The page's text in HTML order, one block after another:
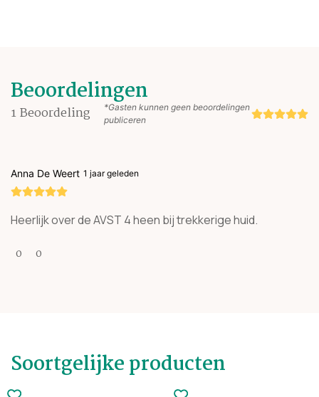
Beoordelingen
1Beoordeling
*Gasten kunnen geen beoordelingen
publiceren
Anna De Weert 1 jaar geleden
Heerlijk over de AVST 4 heen bij trekkerige huid.
0 0
Soortgelijke producten